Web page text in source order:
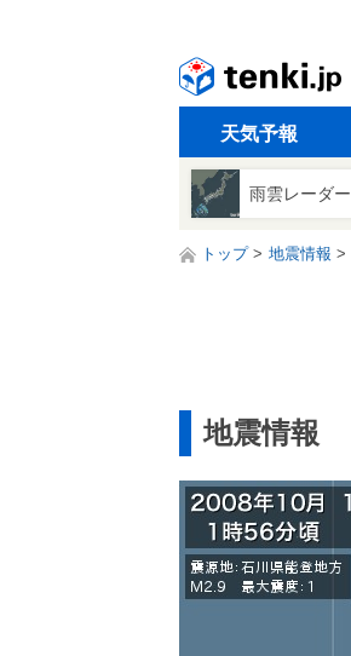
天気予報
雨雲レーダー
トップ 地震情報
地震情報